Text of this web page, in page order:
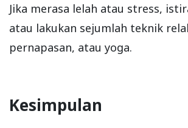
Jika merasa lelah atau stress,
atau lakukan sejumlah teknik
pernapasan, atau yoga.
Kesimpulan